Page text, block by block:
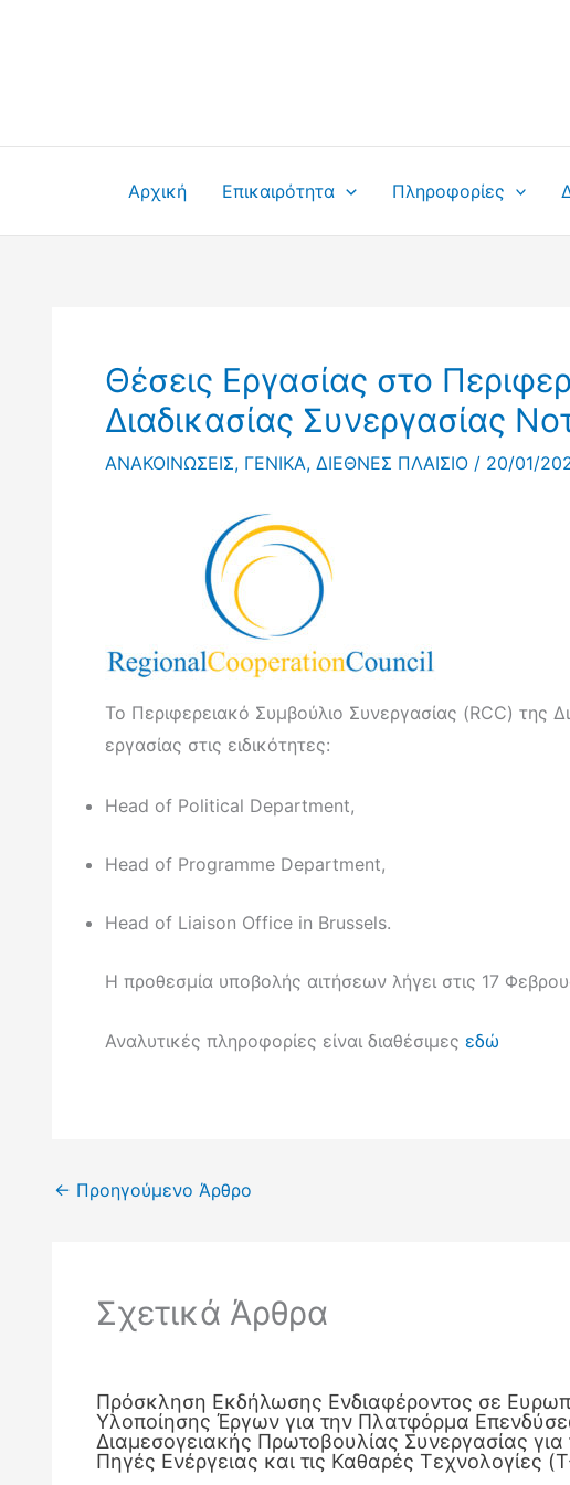
Αρχική Επικαιρότητα Πληροφορίες
Θέσεις Εργασίας στο
Διαδικασίας Συνεργασίας
ΑΝΑΚΟΙΝΩΣΕΙΣ, ΓΕΝΙΚΑ, ΔΙΕΘΝΕΣ ΠΛΑΙΣΙΟ / 20/01/
To Περιφερειακό Συμβούλιο Συνεργασίας (RCC) της
εργασίας στις ειδικότητες:
Head of Political Department,
Head of Programme Department,
Head of Liaison Office in Brussels.
Η προθεσμία υποβολής αιτήσεων λήγει στις 17
Αναλυτικές πληροφορίες είναι διαθέσιμες εδώ
← Προηγούμενο Άρθρο
Σχετικά Άρθρα
Πρόσκληση Εκδήλωσης Ενδιαφέροντος σε
Υλοποίησης Έργων για την Πλατφόρμα
Διαμεσογειακής Πρωτοβουλίας Συνεργασίας για
Πηγές Ενέργειας και τις Καθαρές Τεχνολογίες